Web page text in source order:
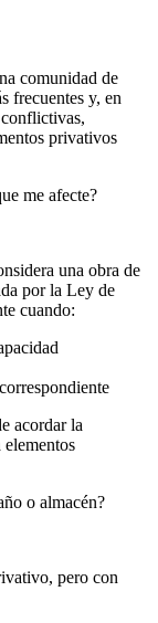
comunidad de
frecuentes y, en
privativos
me afecte?
una obra de
por la Ley de
cuando:
acordar la
o almacén?
pero con